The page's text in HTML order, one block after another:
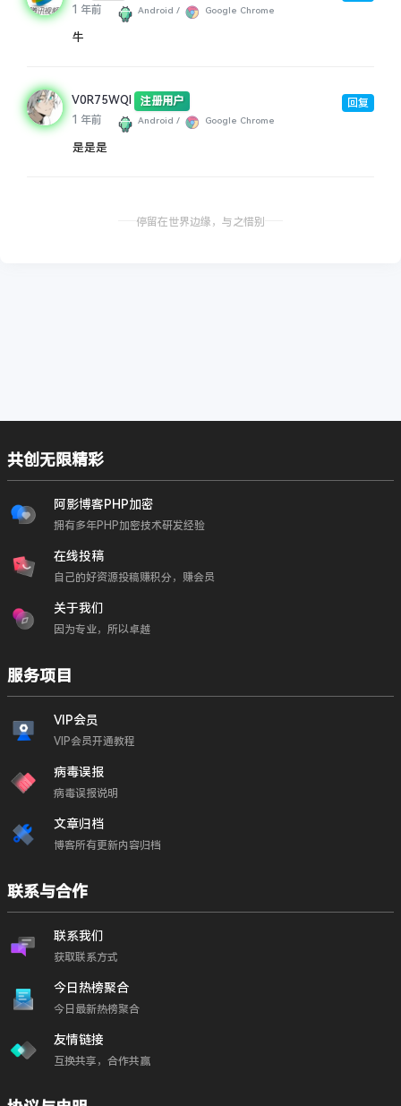
1 年前
Android / Google Chrome
牛
V0R75WQI
注册用户
1 年前
Android / Google Chrome
是是是
回复
停留在世界边缘，与之惜别
共创无限精彩
阿影博客PHP加密
拥有多年PHP加密技术研发经验
在线投稿
自己的好资源投稿赚积分，赚会员
关于我们
因为专业，所以卓越
服务项目
VIP会员
VIP会员开通教程
病毒误报
病毒误报说明
文章归档
博客所有更新内容归档
联系与合作
联系我们
获取联系方式
今日热榜聚合
今日最新热榜聚合
友情链接
互换共享，合作共赢